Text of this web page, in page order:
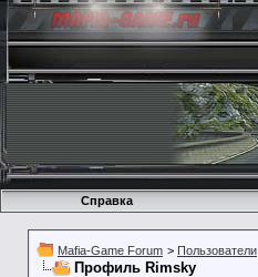
Справка
Mafia-Game Forum > Пользователи
Профиль Rimsky